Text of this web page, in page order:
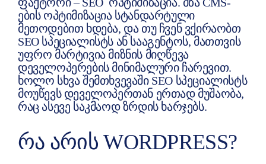
ების ოპტიმიზაცია სტანდარტული
მეთოდებით ხდება, და თუ ჩვენ ვქირაობთ
SEO სპეციალისტს ან სააგენტოს, მათთვის
უფრო მარტივია მიზნის მიღწევა
დეველოპერების მინიმალური ჩარევით.
ხოლო სხვა შემთხვევაში SEO სპეციალისტს
მოუწევს დეველოპერთან ერთად მუშაობა,
რაც ასევე საკმაოდ ზრდის ხარჯებს.
ᲠᲐ ᲐᲠᲘᲡ WORDPRESS?